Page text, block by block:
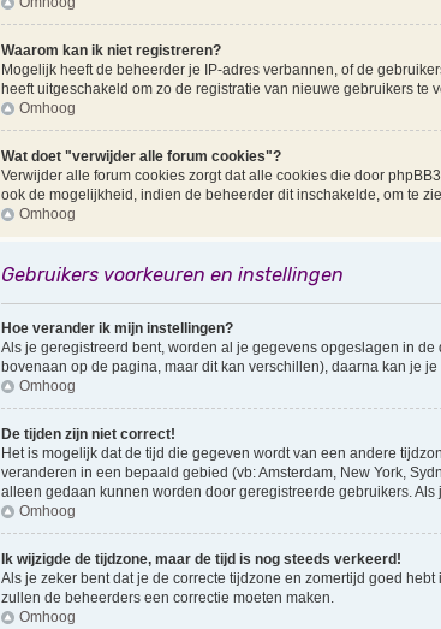
Waarom kan ik niet registreren?
Mogelijk heeft de beheerder je IP-adres verbannen, of de
heeft uitgeschakeld om zo de registratie van nieuwe gebruikers te
Omhoog
Wat doet "verwijder alle forum cookies"?
Verwijder alle forum cookies zorgt dat alle cookies die door
ook de mogelijkheid, indien de beheerder dit inschakelde, om te
Omhoog
Gebruikers voorkeuren en instellingen
Hoe verander ik mijn instellingen?
Als je geregistreerd bent, worden al je gegevens opgeslagen in
bovenaan op de pagina, maar dit kan verschillen), daarna kan je je
Omhoog
De tijden zijn niet correct!
Het is mogelijk dat de tijd die gegeven wordt van een andere
veranderen in een bepaald gebied (vb: Amsterdam, New York,
alleen gedaan kunnen worden door geregistreerde gebruikers.
Omhoog
Ik wijzigde de tijdzone, maar de tijd is nog steeds verkeerd!
Als je zeker bent dat je de correcte tijdzone en zomertijd goed
zullen de beheerders een correctie moeten maken.
Omhoog